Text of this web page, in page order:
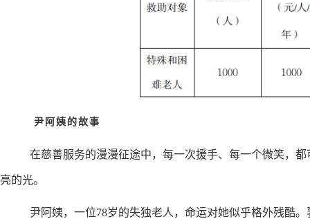
尹阿姨的故事
在慈善服务的漫漫征途中，每一次援手、每一个微笑，
亮的光。
尹阿姨，一位78岁的失独老人，命运对她似乎格外残酷